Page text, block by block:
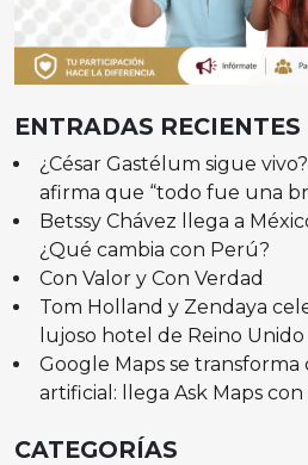
ENTRADAS RECIENTES
¿César Gastélum sigue
afirma que “todo fue una
Betssy Chávez llega a
¿Qué cambia con Perú?
Con Valor y Con Verdad
Tom Holland y Zendaya
lujoso hotel de Reino Unido
Google Maps se
artificial: llega Ask Maps con
CATEGORÍAS